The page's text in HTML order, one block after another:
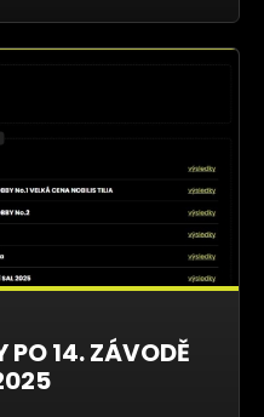
PO 14. ZÁVODĚ